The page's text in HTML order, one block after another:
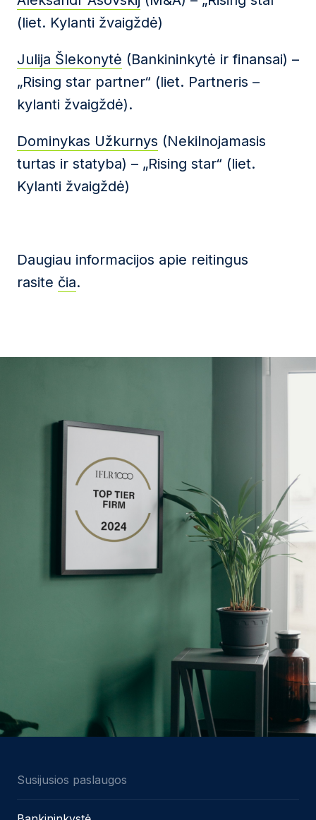
(liet. Kylanti žvaigždė)
Julija Šlekonytė (Bankininkytė ir finansai) –
„Rising star partner“ (liet. Partneris –
kylanti žvaigždė).
Dominykas Užkurnys (Nekilnojamasis
turtas ir statyba) – „Rising star“ (liet.
Kylanti žvaigždė)
Daugiau informacijos apie reitingus
rasite čia.
Susijusios paslaugos